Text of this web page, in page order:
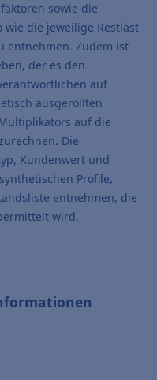
sowie die
wie die jeweilige Restlast
entnehmen. Zudem ist
der es den
auf
ausgerollten
auf die
Die
Kundenwert und
Profile,
entnehmen, die
wird.